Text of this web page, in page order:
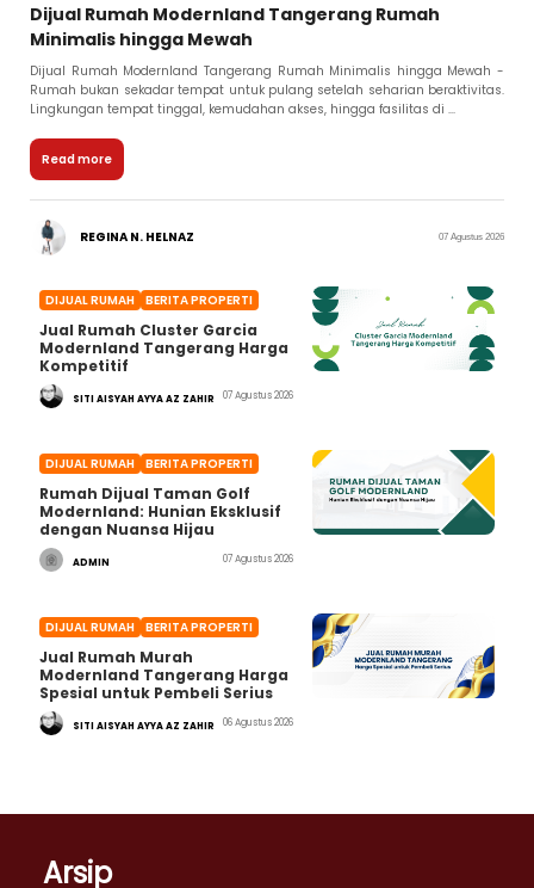
Dijual Rumah Modernland Tangerang Rumah
Minimalis hingga Mewah
Dijual Rumah Modernland Tangerang Rumah Minimalis hingga Mewah -
Rumah bukan sekadar tempat untuk pulang setelah seharian beraktivitas.
Lingkungan tempat tinggal, kemudahan akses, hingga fasilitas di ...
Read more
REGINA N. HELNAZ 07 Agustus 2026
DIJUAL RUMAH BERITA PROPERTI
Jual Rumah Cluster Garcia
Modernland Tangerang Harga
Kompetitif
SITI AISYAH AYYA AZ ZAHIR 07 Agustus 2026
DIJUAL RUMAH BERITA PROPERTI
Rumah Dijual Taman Golf
Modernland: Hunian Eksklusif
dengan Nuansa Hijau
ADMIN 07 Agustus 2026
DIJUAL RUMAH BERITA PROPERTI
Jual Rumah Murah
Modernland Tangerang Harga
Spesial untuk Pembeli Serius
SITI AISYAH AYYA AZ ZAHIR 06 Agustus 2026
Arsip